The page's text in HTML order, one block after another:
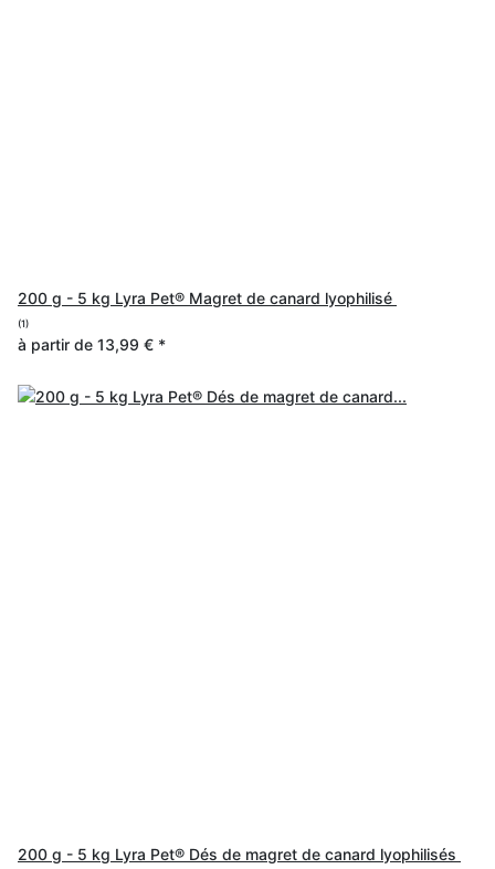
200 g - 5 kg Lyra Pet® Magret de canard lyophilisé
(1)
à partir de 13,99 € *
200 g - 5 kg Lyra Pet® Dés de magret de canard lyophilisés